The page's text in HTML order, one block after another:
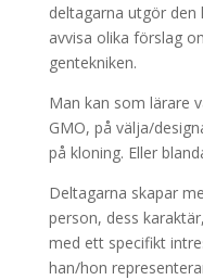
deltagarna utgör
avvisa olika förslag
gentekniken.
Man kan som lärare
GMO, på välja/
på kloning. Eller
Deltagarna skapar
person, dess
med ett specifikt
han/hon